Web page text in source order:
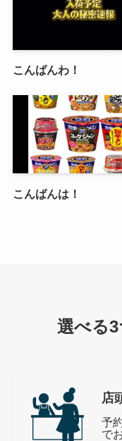
こんばんわ！
こんばんは！
選べる
店
予
で